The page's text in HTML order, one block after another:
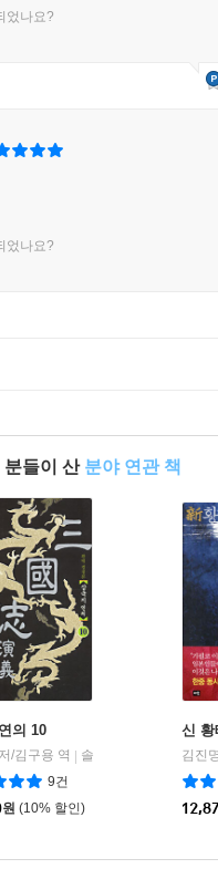
었나요?
었나요?
분들이 산 분야 연관 책
의 10
/김구용 역
솔
9건
원 (10% 할인)
신 황
김진